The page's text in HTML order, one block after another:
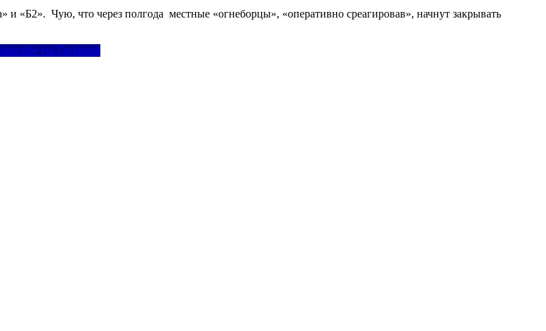
Чую, что через полгода местные «огнеборцы», «оперативно среагировав», начнут закрывать